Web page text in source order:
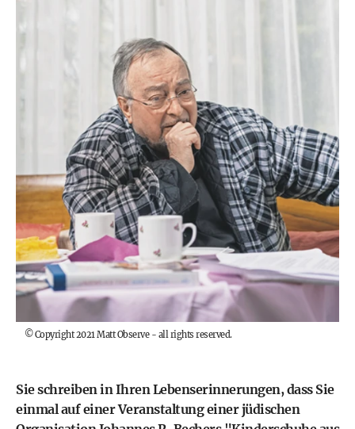
©Copyright 2021 Matt Observe - all rights reserved.
Sie schreiben in Ihren Lebenserinnerungen, dass Sie
einmal auf einer Veranstaltung einer jüdischen